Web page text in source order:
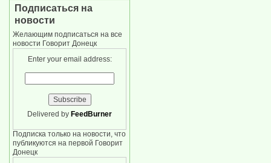
Подписаться на
новости
Желающим подписаться на все
новости Говорит Донецк
Enter your email address:
Delivered by FeedBurner
Подписка только на новости, что
публикуются на первой Говорит
Донецк